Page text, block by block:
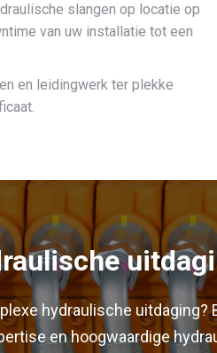
slangen op locatie op
van uw installatie tot een
en leidingwerk ter plekke
hydraulische uitdaging?
en hoogwaardige